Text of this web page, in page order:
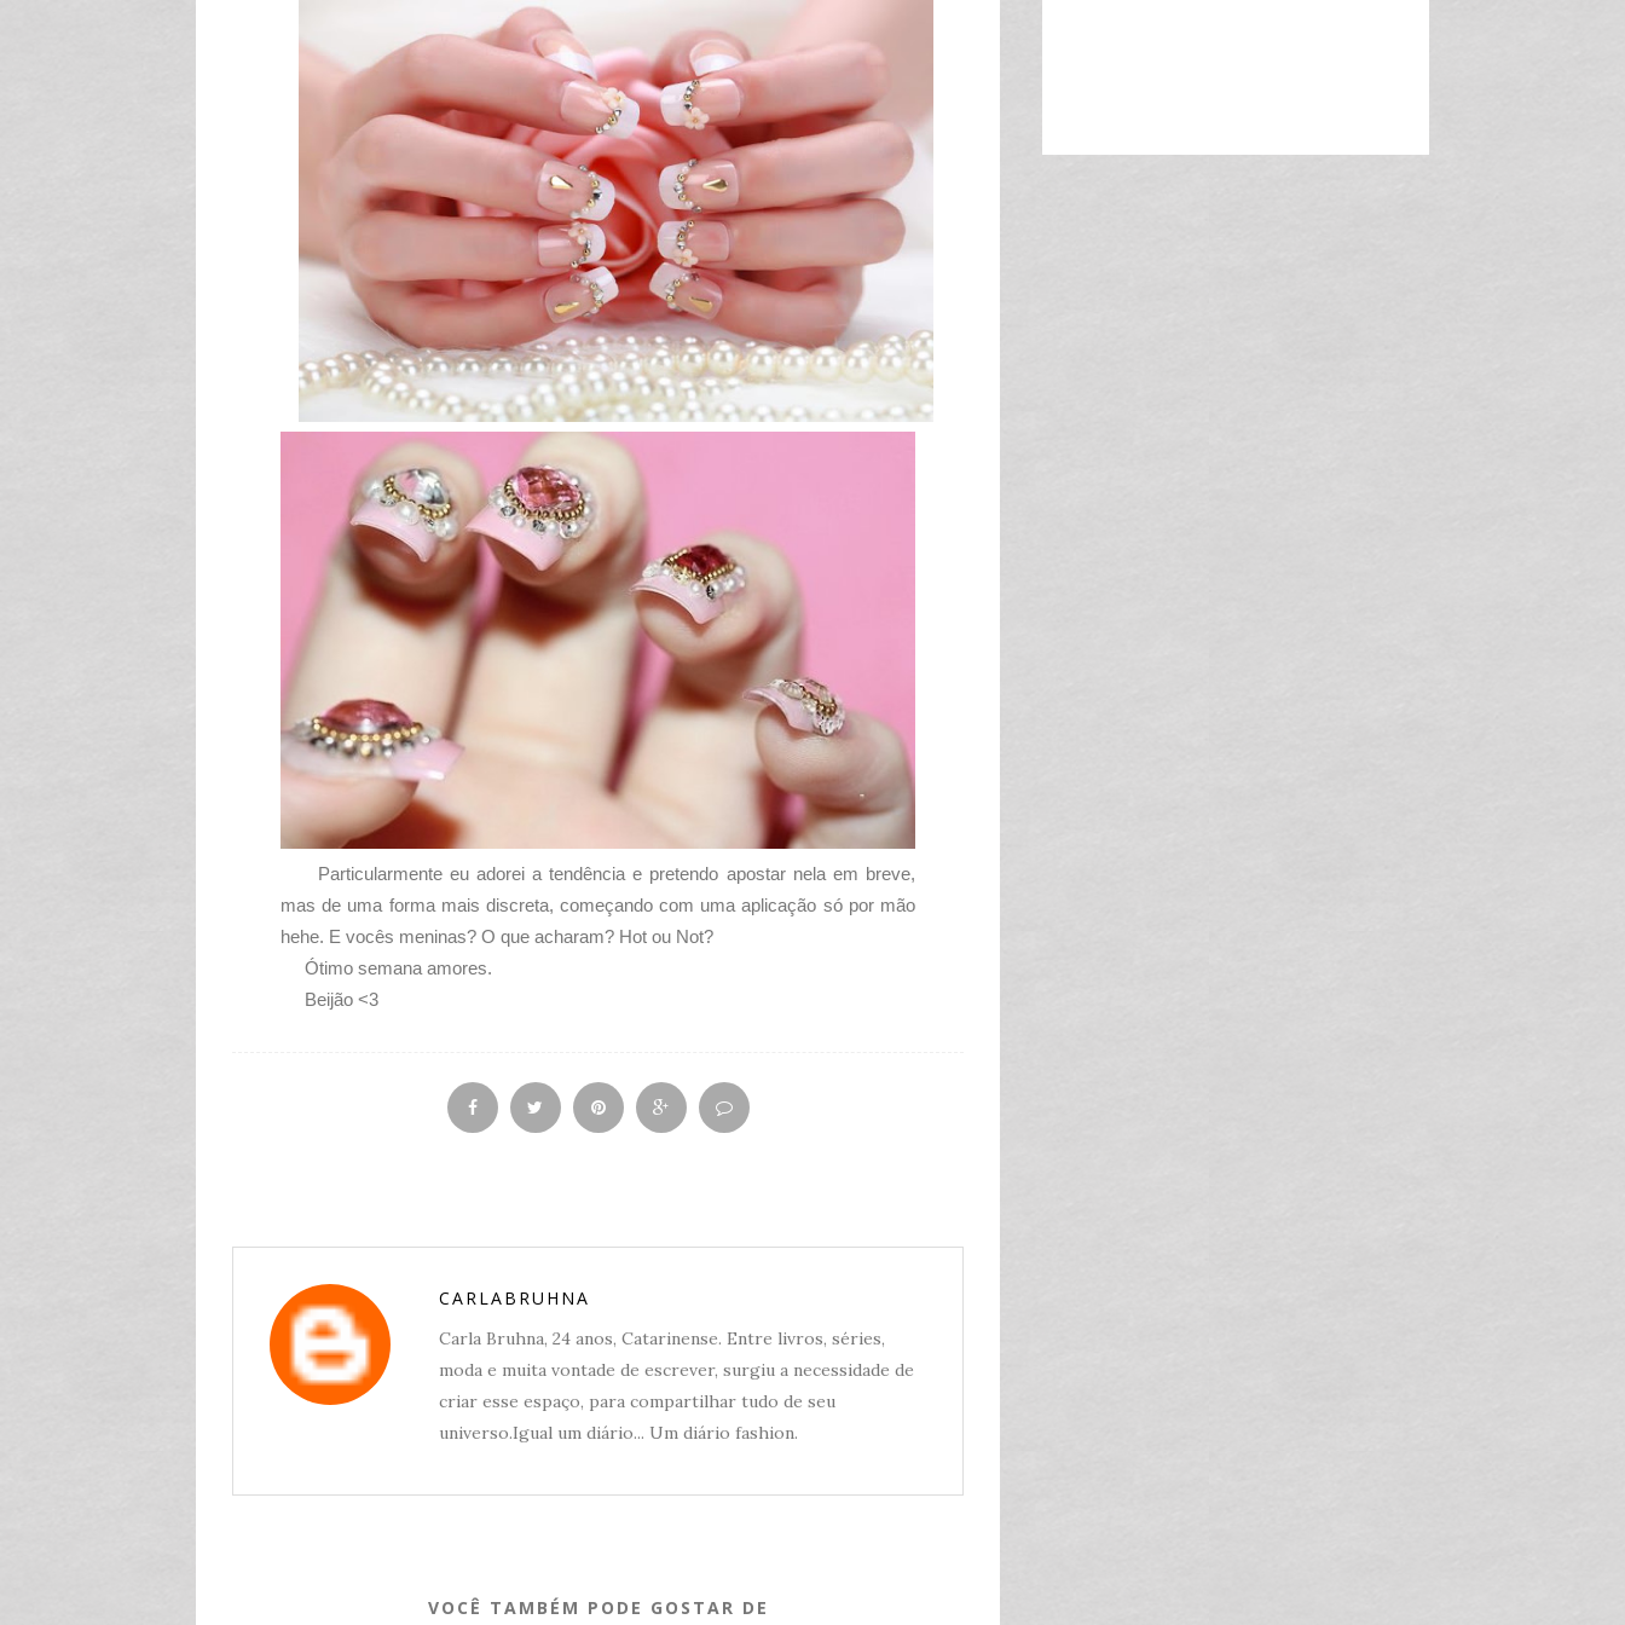
Particularmente eu adorei a tendência e pretendo apostar nela em breve,
mas de uma forma mais discreta, começando com uma aplicação só por mão
hehe. E vocês meninas? O que acharam? Hot ou Not?
Ótimo semana amores.
Beijão <3
CARLABRUHNA
Carla Bruhna, 24 anos, Catarinense. Entre livros, séries,
moda e muita vontade de escrever, surgiu a necessidade de
criar esse espaço, para compartilhar tudo de seu
universo.Igual um diário... Um diário fashion.
VOCÊ TAMBÉM PODE GOSTAR DE